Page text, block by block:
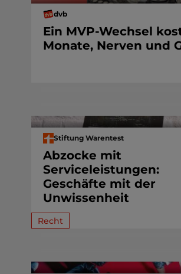
dvb
Ein MVP-Wechsel
Monate, Nerven und
Stiftung Warentest
Abzocke mit
Serviceleistungen:
Geschäfte mit der
Unwissenheit
Recht